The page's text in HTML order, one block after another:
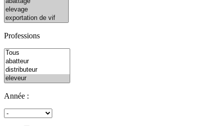
Professions
Année :